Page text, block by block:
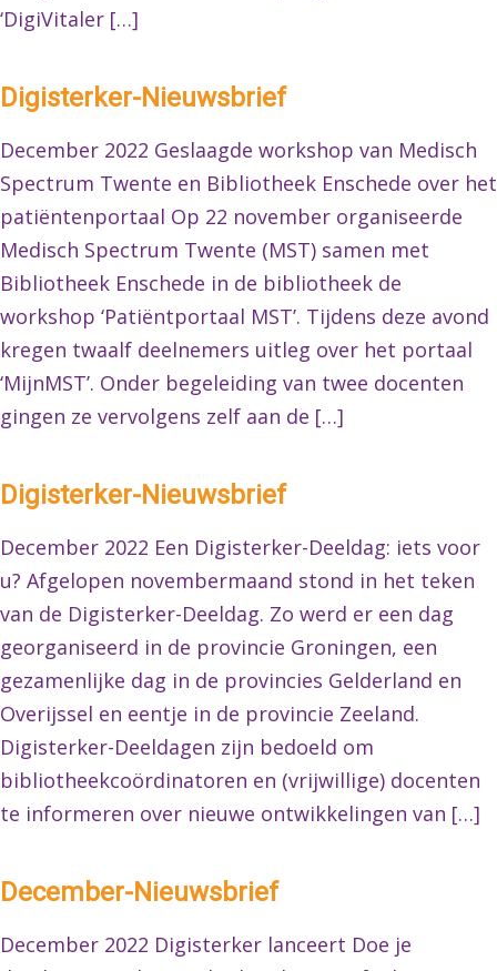
‘DigiVitaler […]
Digisterker-Nieuwsbrief
December 2022 Geslaagde workshop van Medisch
Spectrum Twente en Bibliotheek Enschede over het
patiëntenportaal Op 22 november organiseerde
Medisch Spectrum Twente (MST) samen met
Bibliotheek Enschede in de bibliotheek de
workshop ‘Patiëntportaal MST’. Tijdens deze avond
kregen twaalf deelnemers uitleg over het portaal
‘MijnMST’. Onder begeleiding van twee docenten
gingen ze vervolgens zelf aan de […]
Digisterker-Nieuwsbrief
December 2022 Een Digisterker-Deeldag: iets voor
u? Afgelopen novembermaand stond in het teken
van de Digisterker-Deeldag. Zo werd er een dag
georganiseerd in de provincie Groningen, een
gezamenlijke dag in de provincies Gelderland en
Overijssel en eentje in de provincie Zeeland.
Digisterker-Deeldagen zijn bedoeld om
bibliotheekcoördinatoren en (vrijwillige) docenten
te informeren over nieuwe ontwikkelingen van […]
December-Nieuwsbrief
December 2022 Digisterker lanceert Doe je